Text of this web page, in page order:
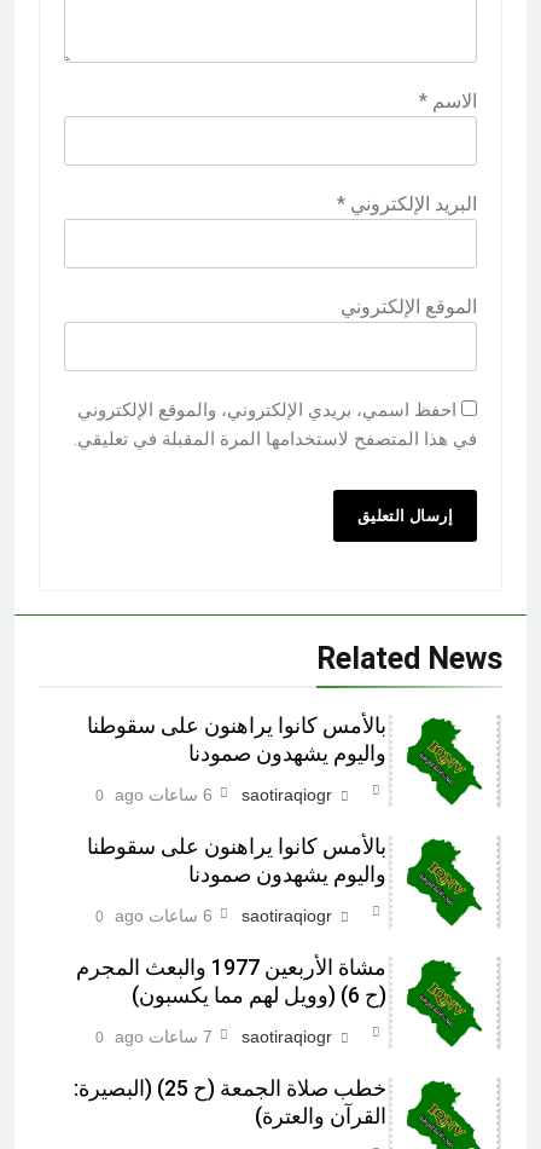
الاسم *
البريد الإلكتروني *
الموقع الإلكتروني
احفظ اسمي، بريدي الإلكتروني، والموقع الإلكتروني
في هذا المتصفح لاستخدامها المرة المقبلة في تعليقي.
Related News
بالأمس كانوا يراهنون على سقوطنا
واليوم يشهدون صمودنا
saotiraqiogr 6 ساعات ago 0
بالأمس كانوا يراهنون على سقوطنا
واليوم يشهدون صمودنا
saotiraqiogr 6 ساعات ago 0
مشاة الأربعين 1977 والبعث المجرم
(ح 6) (وويل لهم مما يكسبون)
saotiraqiogr 7 ساعات ago 0
خطب صلاة الجمعة (ح 25) (البصيرة:
القرآن والعترة)